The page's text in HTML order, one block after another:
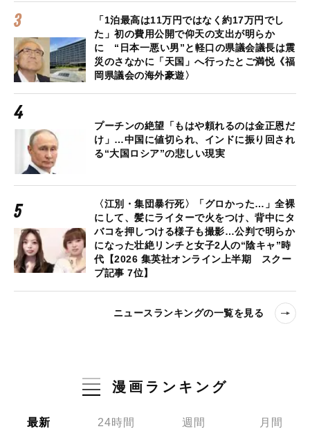
「1泊最高は11万円ではなく約17万円でし
た」初の費用公開で仰天の支出が明らか
に “日本一悪い男”と軽口の県議会議長は震
災のさなかに「天国」へ行ったとご満悦《福
岡県議会の海外豪遊〉
プーチンの絶望「もはや頼れるのは金正恩だ
け」…中国に値切られ、インドに振り回され
る“大国ロシア”の悲しい現実
〈江別・集団暴行死〉「グロかった…」全裸
にして、髪にライターで火をつけ、背中にタ
バコを押しつける様子も撮影…公判で明らか
になった壮絶リンチと女子2人の“陰キャ”時
代【2026 集英社オンライン上半期 スクー
プ記事 7位】
ニュースランキングの一覧を見る
漫画ランキング
最新 24時間 週間 月間